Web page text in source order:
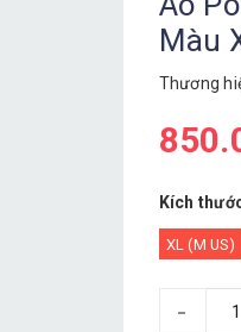
Màu
Thương
Kích
XL (M US)
-